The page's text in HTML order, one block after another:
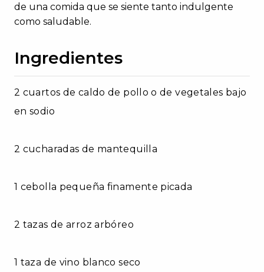
de una comida que se siente tanto indulgente
como saludable.
Ingredientes
2 cuartos de caldo de pollo o de vegetales bajo
en sodio
2 cucharadas de mantequilla
1 cebolla pequeña finamente picada
2 tazas de arroz arbóreo
1 taza de vino blanco seco